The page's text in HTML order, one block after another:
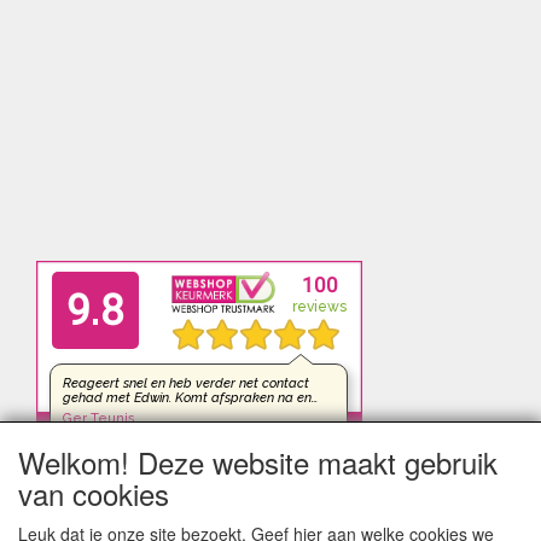
Welkom! Deze website maakt gebruik
van cookies
Leuk dat je onze site bezoekt. Geef hier aan welke cookies we